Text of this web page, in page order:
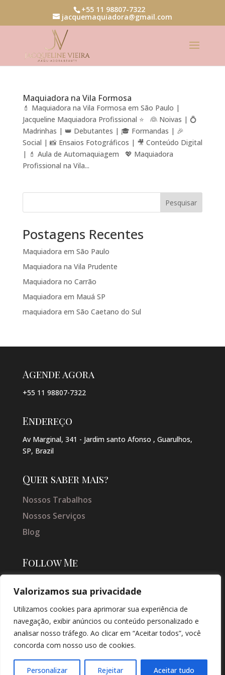
Valorizamos sua privacidade
Utilizamos cookies para aprimorar sua experiência de
navegação, exibir anúncios ou conteúdo personalizado e
analisar nosso tráfego. Ao clicar em “Aceitar todos”, você
concorda com nosso uso de cookies.
Personalizar Rejeitar Aceitar tudo
+55 11 98807-7322
jacquemaquiadora@gmail.com
Maquiadora na Vila Formosa
💄 Maquiadora na Vila Formosa em São Paulo |
Jacqueline Maquiadora Profissional ⭐ 👰 Noivas | 💍
Madrinhas | 👑 Debutantes | 🎓 Formandas | 🎉
Social | 📸 Ensaios Fotográficos | 🎥 Conteúdo Digital
| 💄 Aula de Automaquiagem 💖 Maquiadora
Profissional na Vila...
Pesquisar
Postagens Recentes
Maquiadora em São Paulo
Maquiadora na Vila Prudente
Maquiadora no Carrão
Maquiadora em Mauá SP
maquiadora em São Caetano do Sul
Agende agora
+55 11 98807-7322
Endereço
Av Marginal, 341 - Jardim santo Afonso , Guarulhos,
SP, Brazil
Quer saber mais?
Nossos Trabalhos
Nossos Serviços
Blog
Follow Me
SOLUÇÕES DIGITAIS |
CRIAÇÃO DE SITES